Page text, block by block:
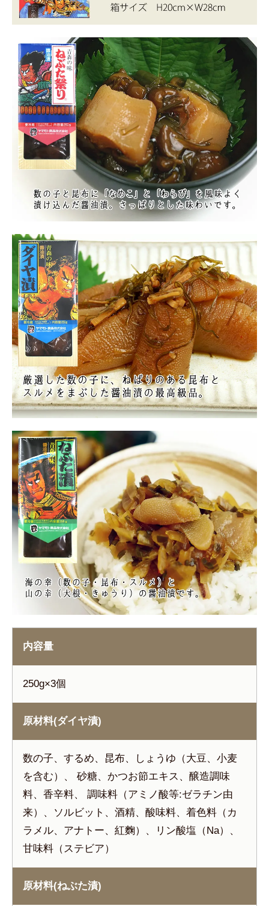
内容量
250g×3個
原材料(ダイヤ漬)
数の子、するめ、昆布、しょうゆ（大豆、小麦
を含む）、 砂糖、かつお節エキス、醸造調味
料、香辛料、 調味料（アミノ酸等:ゼラチン由
来）、ソルビット、酒精、酸味料、着色料（カ
ラメル、アナトー、紅麴）、リン酸塩（Na）、
甘味料（ステビア）
原材料(ねぶた漬)